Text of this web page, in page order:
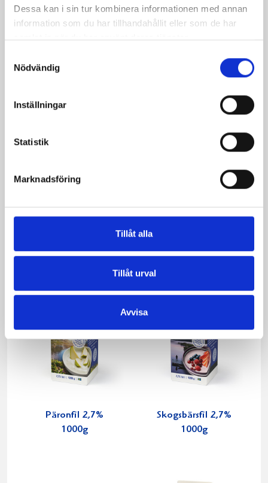
Dessa kan i sin tur kombinera informationen med annan
information som du har tillhandahållit eller som de har
samlat in när du har använt deras tjänster.
Nödvändig
Inställningar
Statistik
Marknadsföring
Tillåt alla
Tillåt urval
Avvisa
Produkter i receptet:
1,5% laktosfri 3dl
Jordgubbsfil 2,7%
1000g
Päronfil 2,7%
1000g
Skogsbärsfil 2,7%
1000g